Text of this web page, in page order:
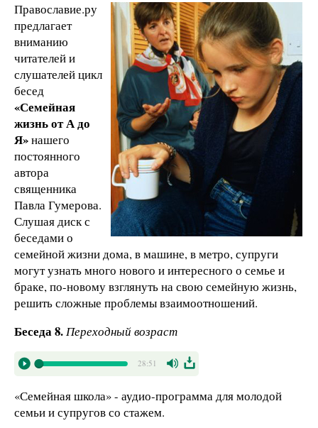
Православие.ру
предлагает
вниманию
читателей и
слушателей цикл
бесед
«Семейная
жизнь от А до
Я»нашего
постоянного
автора
священника
Павла Гумерова.
Слушая диск с
беседами о
семейной жизни дома, в машине, в метро, супруги
могут узнать много нового и интересного о семье и
браке, по-новому взглянуть на свою семейную жизнь,
решить сложные проблемы взаимоотношений.
Беседа 8.Переходный возраст
28:51
«Семейная школа» - аудио-программа для молодой
семьи и супругов со стажем.